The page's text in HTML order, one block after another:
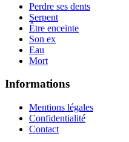
Perdre ses dents
Serpent
Être enceinte
Son ex
Eau
Mort
Informations
Mentions légales
Confidentialité
Contact